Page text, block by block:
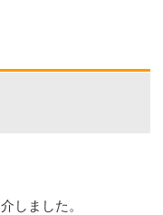
しました。